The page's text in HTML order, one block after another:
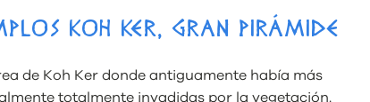
KOH KER, GRAN PIRÁMIDE
de Koh Ker donde antiguamente había más
totalmente invadidas por la vegetación.